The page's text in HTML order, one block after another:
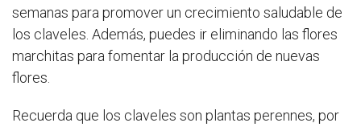
semanas para promover un crecimiento saludable de
los claveles. Además, puedes ir eliminando las flores
marchitas para fomentar la producción de nuevas
flores.
Recuerda que los claveles son plantas perennes, por